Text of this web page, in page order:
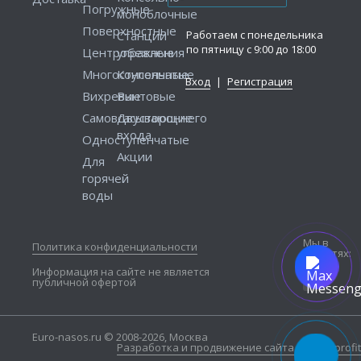
Работаем с понедельника
по пятницу с 9:00 до 18:00
Вход | Регистрация
Погружные
Поверхностные
Центробежные
Многоступенчатые
Вихревые
Самовсасывающие
Одноступенчатые
Для
горячей
воды
моноблочные
Станции
управления
Консольные
Винтовые
Двустороннего
входа
Акции
Политика конфиденциальности
Информация на сайте не является
публичной офертой
Мы в
соцсетях:
Euro-nasos.ru © 2008-2026, Москва
Разработка и продвижение сайта — Seo4profit